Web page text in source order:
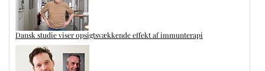
Dansk studie viser opsigtsvækkende effekt af immunterapi